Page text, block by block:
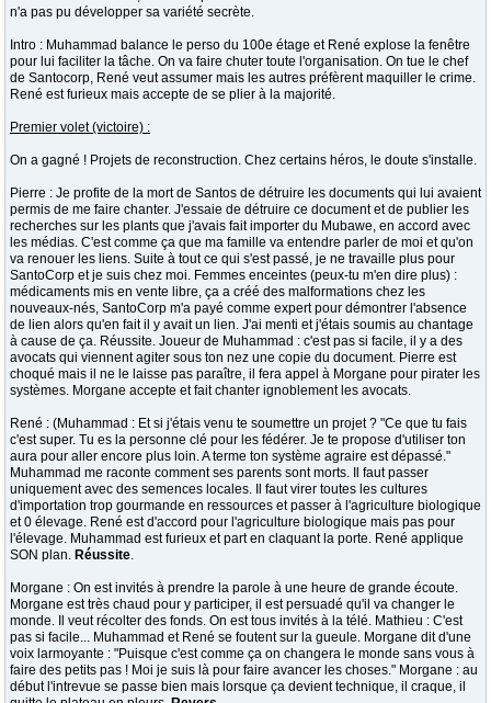
n'a pas pu développer sa variété secrète.
Intro : Muhammad balance le perso du 100e étage et René explose la fenêtre
pour lui faciliter la tâche. On va faire chuter toute l'organisation. On tue le chef
de Santocorp, René veut assumer mais les autres préfèrent maquiller le crime.
René est furieux mais accepte de se plier à la majorité.
Premier volet (victoire) :
On a gagné ! Projets de reconstruction. Chez certains héros, le doute s'installe.
Pierre : Je profite de la mort de Santos de détruire les documents qui lui avaient
permis de me faire chanter. J'essaie de détruire ce document et de publier les
recherches sur les plants que j'avais fait importer du Mubawe, en accord avec
les médias. C'est comme ça que ma famille va entendre parler de moi et qu'on
va renouer les liens. Suite à tout ce qui s'est passé, je ne travaille plus pour
SantoCorp et je suis chez moi. Femmes enceintes (peux-tu m'en dire plus) :
médicaments mis en vente libre, ça a créé des malformations chez les
nouveaux-nés, SantoCorp m'a payé comme expert pour démontrer l'absence
de lien alors qu'en fait il y avait un lien. J'ai menti et j'étais soumis au chantage
à cause de ça. Réussite. Joueur de Muhammad : c'est pas si facile, il y a des
avocats qui viennent agiter sous ton nez une copie du document. Pierre est
choqué mais il ne le laisse pas paraître, il fera appel à Morgane pour pirater les
systèmes. Morgane accepte et fait chanter ignoblement les avocats.
René : (Muhammad : Et si j'étais venu te soumettre un projet ? "Ce que tu fais
c'est super. Tu es la personne clé pour les fédérer. Je te propose d'utiliser ton
aura pour aller encore plus loin. A terme ton système agraire est dépassé."
Muhammad me raconte comment ses parents sont morts. Il faut passer
uniquement avec des semences locales. Il faut virer toutes les cultures
d'importation trop gourmande en ressources et passer à l'agriculture biologique
et 0 élevage. René est d'accord pour l'agriculture biologique mais pas pour
l'élevage. Muhammad est furieux et part en claquant la porte. René applique
SON plan. Réussite.
Morgane : On est invités à prendre la parole à une heure de grande écoute.
Morgane est très chaud pour y participer, il est persuadé qu'il va changer le
monde. Il veut récolter des fonds. On est tous invités à la télé. Mathieu : C'est
pas si facile... Muhammad et René se foutent sur la gueule. Morgane dit d'une
voix larmoyante : "Puisque c'est comme ça on changera le monde sans vous à
faire des petits pas ! Moi je suis là pour faire avancer les choses." Morgane : au
début l'intrevue se passe bien mais lorsque ça devient technique, il craque, il